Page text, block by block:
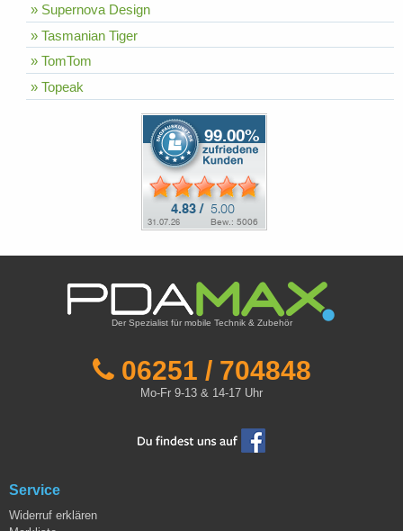
» Supernova Design
» Tasmanian Tiger
» TomTom
» Topeak
Der Spezialist für mobile Technik & Zubehör
06251 / 704848
Mo-Fr 9-13 & 14-17 Uhr
Service
Widerruf erklären